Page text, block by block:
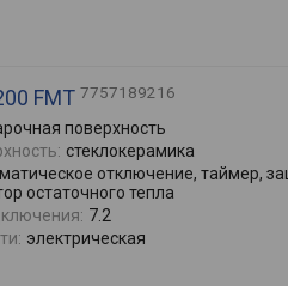
FMT 7757189216
поверхность
стеклокерамика
отключение, таймер,
остаточного тепла
7.2
электрическая